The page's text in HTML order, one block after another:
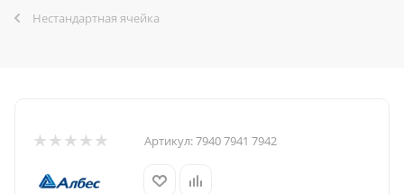
Нестандартная ячейка
Артикул:7940 7941 7942